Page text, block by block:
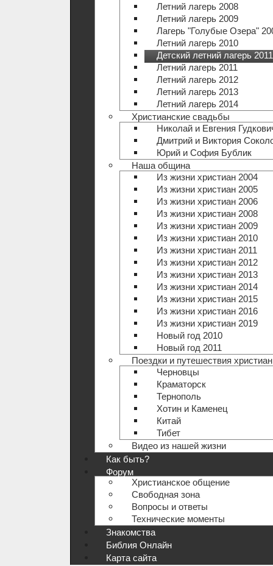
Летний лагерь 2008
Летний лагерь 2009
Лагерь "Голубые Озера"
Летний лагерь 2010
Детский летний лагерь 2011
Летний лагерь 2011
Летний лагерь 2012
Летний лагерь 2013
Летний лагерь 2014
Христианские свадьбы
Николай и Евгения
Дмитрий и Виктория
Юрий и София Бублик
Наша община
Из жизни христиан 2004
Из жизни христиан 2005
Из жизни христиан 2006
Из жизни христиан 2008
Из жизни христиан 2009
Из жизни христиан 2010
Из жизни христиан 2011
Из жизни христиан 2012
Из жизни христиан 2013
Из жизни христиан 2014
Из жизни христиан 2015
Из жизни христиан 2016
Из жизни христиан 2019
Новый год 2010
Новый год 2011
Поездки и путешествия христиан
Черновцы
Краматорск
Тернополь
Хотин и Каменец
Китай
Тибет
Видео из нашей жизни
Как быть?
Форум
Христианское общение
Свободная зона
Вопросы и ответы
Технические моменты
Знакомства
Библия Онлайн
Карта сайта